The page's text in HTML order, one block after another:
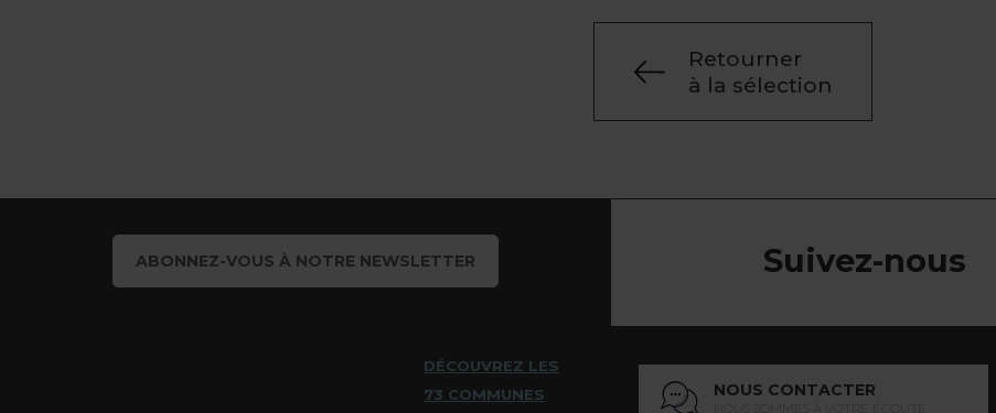
Retourner
à la sélection
ABONNEZ-VOUS À NOTRE NEWSLETTER
DÉCOUVREZ LES
73 COMMUNES
Suivez-nous
NOUS CONTACTER